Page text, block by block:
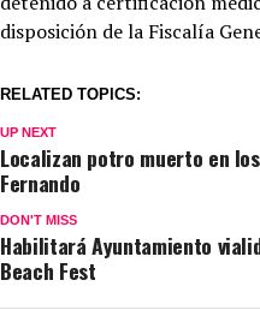
disposición de la Fiscalía
RELATED TOPICS:
UP NEXT
Localizan potro muerto en
Fernando
DON'T MISS
Habilitará Ayuntamiento
Beach Fest